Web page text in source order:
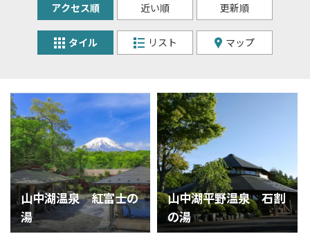
アクセス順 近い順 更新順
タイル リスト マップ
山中湖温泉 紅富士の
湯
山中湖平野温泉 石割
の湯